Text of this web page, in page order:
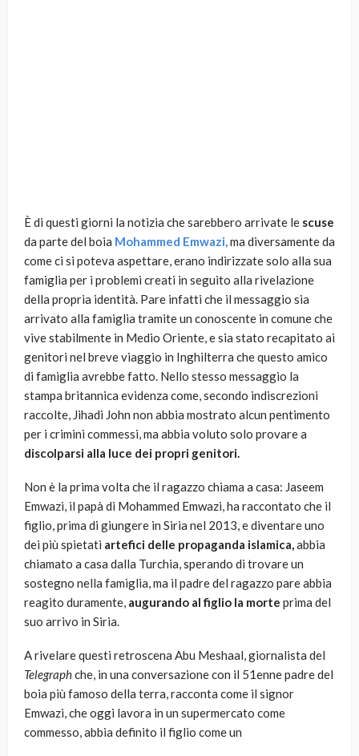
È di questi giorni la notizia che sarebbero arrivate le scuse
da parte del boia Mohammed Emwazi,ma diversamente da
come ci si poteva aspettare, erano indirizzate solo alla sua
famiglia per i problemi creati in seguito alla rivelazione
della propria identità. Pare infatti che il messaggio sia
arrivato alla famiglia tramite un conoscente in comune che
vive stabilmente in Medio Oriente, e sia stato recapitato ai
genitori nel breve viaggio in Inghilterra che questo amico
di famiglia avrebbe fatto. Nello stesso messaggio la
stampa britannica evidenza come, secondo indiscrezioni
raccolte, Jihadi John non abbia mostrato alcun pentimento
per i crimini commessi, ma abbia voluto solo provare a
discolparsi alla luce dei propri genitori.
Non è la prima volta che il ragazzo chiama a casa: Jaseem
Emwazi, il papà di Mohammed Emwazi, ha raccontato che il
figlio, prima di giungere in Siria nel 2013, e diventare uno
dei più spietati artefici delle propaganda islamica,abbia
chiamato a casa dalla Turchia, sperando di trovare un
sostegno nella famiglia, ma il padre del ragazzo pare abbia
reagito duramente, augurando al figlio la morte prima del
suo arrivo in Siria.
A rivelare questi retroscena Abu Meshaal, giornalista del
Telegraphche, in una conversazione con il 51enne padre del
boia più famoso della terra, racconta come il signor
Emwazi, che oggi lavora in un supermercato come
commesso, abbia definito il figlio come un